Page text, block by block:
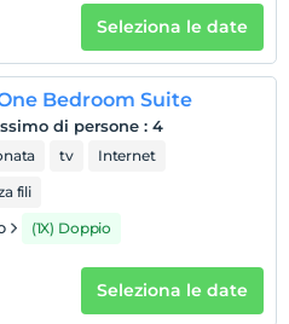
Seleziona le date
Bedroom Suite
di persone : 4
tv
Internet
fili
(1X) Doppio
Seleziona le date